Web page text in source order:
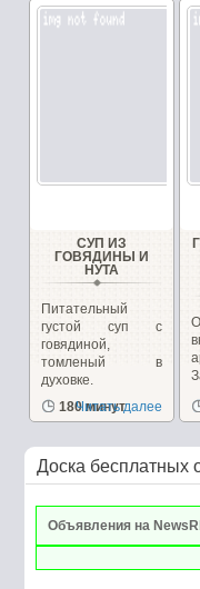
СУП ИЗ
ГОВЯДИНЫ И
НУТА
Питательный
густой суп с
говядиной,
томленый в
духовке.
180 минут
Читать далее
Доска бесплатных
Объявления на